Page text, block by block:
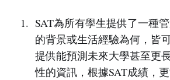
SAT為所有學生提供了一種
的背景或生活經驗為何，皆
提供能預測未來大學甚至更
性的資訊，根據SAT成績，